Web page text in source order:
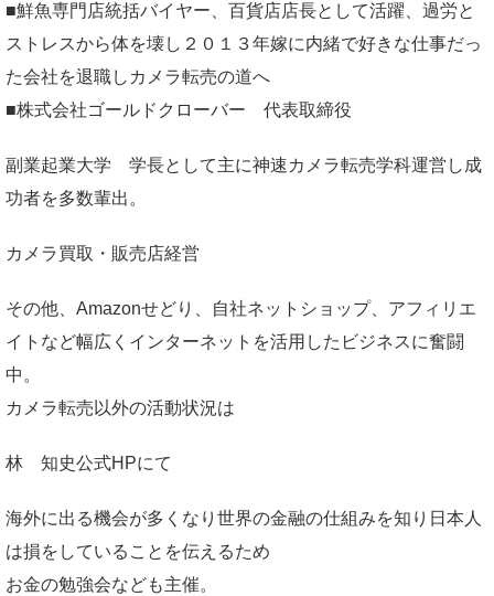
■鮮魚専門店統括バイヤー、百貨店店長として活躍、過労と
ストレスから体を壊し２０１３年嫁に内緒で好きな仕事だっ
た会社を退職しカメラ転売の道へ
■株式会社ゴールドクローバー 代表取締役
副業起業大学 学長として主に神速カメラ転売学科運営し成
功者を多数輩出。
カメラ買取・販売店経営
その他、Amazonせどり、自社ネットショップ、アフィリエ
イトなど幅広くインターネットを活用したビジネスに奮闘
中。
カメラ転売以外の活動状況は
林 知史公式HPにて
海外に出る機会が多くなり世界の金融の仕組みを知り日本人
は損をしていることを伝えるため
お金の勉強会なども主催。